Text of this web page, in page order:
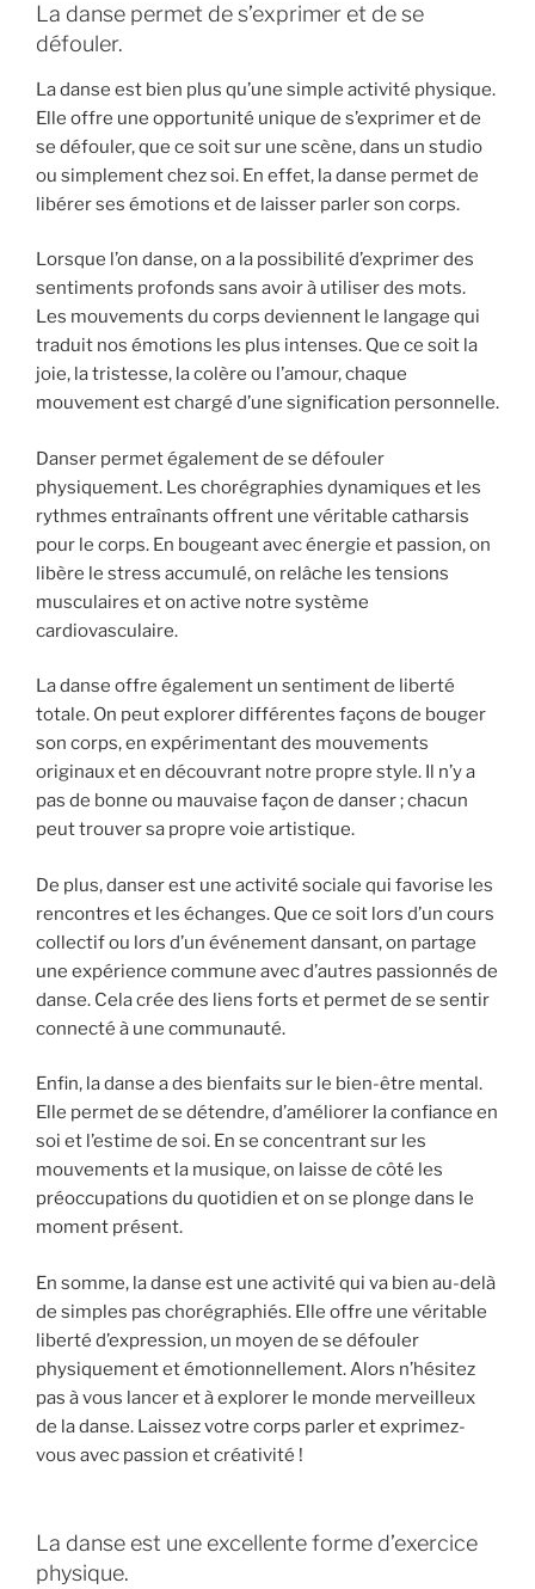
La danse permet de s’exprimer et de se
défouler.
La danse est bien plus qu’une simple activité physique.
Elle offre une opportunité unique de s’exprimer et de
se défouler, que ce soit sur une scène, dans un studio
ou simplement chez soi. En effet, la danse permet de
libérer ses émotions et de laisser parler son corps.
Lorsque l’on danse, on a la possibilité d’exprimer des
sentiments profonds sans avoir à utiliser des mots.
Les mouvements du corps deviennent le langage qui
traduit nos émotions les plus intenses. Que ce soit la
joie, la tristesse, la colère ou l’amour, chaque
mouvement est chargé d’une signification personnelle.
Danser permet également de se défouler
physiquement. Les chorégraphies dynamiques et les
rythmes entraînants offrent une véritable catharsis
pour le corps. En bougeant avec énergie et passion, on
libère le stress accumulé, on relâche les tensions
musculaires et on active notre système
cardiovasculaire.
La danse offre également un sentiment de liberté
totale. On peut explorer différentes façons de bouger
son corps, en expérimentant des mouvements
originaux et en découvrant notre propre style. Il n’y a
pas de bonne ou mauvaise façon de danser ; chacun
peut trouver sa propre voie artistique.
De plus, danser est une activité sociale qui favorise les
rencontres et les échanges. Que ce soit lors d’un cours
collectif ou lors d’un événement dansant, on partage
une expérience commune avec d’autres passionnés de
danse. Cela crée des liens forts et permet de se sentir
connecté à une communauté.
Enfin, la danse a des bienfaits sur le bien-être mental.
Elle permet de se détendre, d’améliorer la confiance en
soi et l’estime de soi. En se concentrant sur les
mouvements et la musique, on laisse de côté les
préoccupations du quotidien et on se plonge dans le
moment présent.
En somme, la danse est une activité qui va bien au-delà
de simples pas chorégraphiés. Elle offre une véritable
liberté d’expression, un moyen de se défouler
physiquement et émotionnellement. Alors n’hésitez
pas à vous lancer et à explorer le monde merveilleux
de la danse. Laissez votre corps parler et exprimez-
vous avec passion et créativité !
La danse est une excellente forme d’exercice
physique.